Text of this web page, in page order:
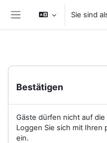
Website-Übersicht
Sie sind
Bestätigen
Gäste dürfen nicht auf
Loggen Sie sich mit Ihren
ein.